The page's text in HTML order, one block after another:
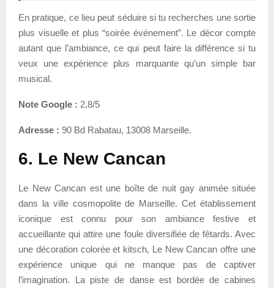
En pratique, ce lieu peut séduire si tu recherches une sortie
plus visuelle et plus “soirée événement”. Le décor compte
autant que l’ambiance, ce qui peut faire la différence si tu
veux une expérience plus marquante qu’un simple bar
musical.
Note Google : 2,8/5
Adresse : 90 Bd Rabatau, 13008 Marseille.
6. Le New Cancan
Le New Cancan est une boîte de nuit gay animée située
dans la ville cosmopolite de Marseille. Cet établissement
iconique est connu pour son ambiance festive et
accueillante qui attire une foule diversifiée de fêtards. Avec
une décoration colorée et kitsch, Le New Cancan offre une
expérience unique qui ne manque pas de captiver
l’imagination. La piste de danse est bordée de cabines